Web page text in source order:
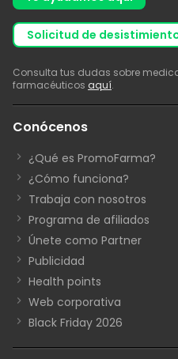
solicitud de
Consulta tus dudas sobre
farmacéuticos aquí.
Conócenos
¿Qué es PromoFarma?
¿Cómo funciona?
Trabaja con nosotros
Programa de afiliados
Únete como Partner
Publicidad
Health points
Web corporativa
Black Friday 2026